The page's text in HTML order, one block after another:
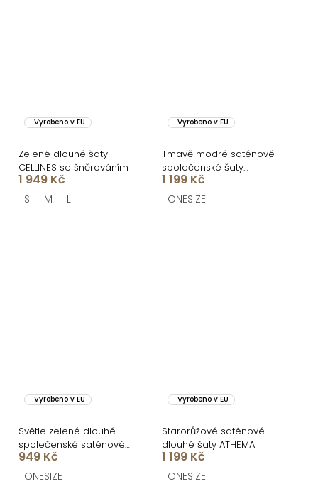
Vyrobeno v EU
Zelené dlouhé šaty
CELLINES se šněrováním
1 949 Kč
S M L
Vyrobeno v EU
Tmavě modré saténové
společenské šaty
ATHEMA
1 199 Kč
ONESIZE
Vyrobeno v EU
Světle zelené dlouhé
společenské saténové
šaty ARANKA na ramínka
949 Kč
ONESIZE
Vyrobeno v EU
Starorůžové saténové
dlouhé šaty ATHEMA
1 199 Kč
ONESIZE